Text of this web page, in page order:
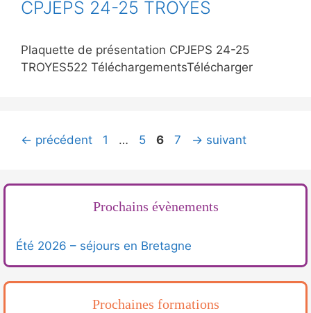
CPJEPS 24-25 TROYES
Plaquette de présentation CPJEPS 24-25
TROYES522 TéléchargementsTélécharger
← précédent Page
1 … Page
5 Page
6 Page
7 → suivant
Prochains évènements
Été 2026 – séjours en Bretagne
Prochaines formations